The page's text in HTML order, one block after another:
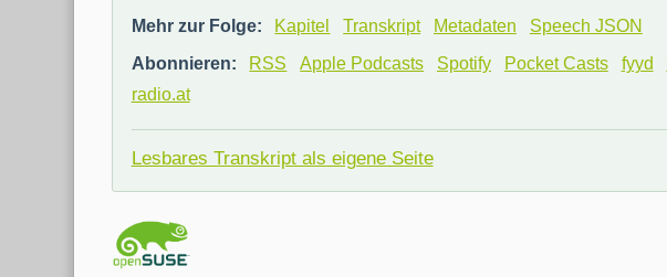
Mehr zur Folge: Kapitel Transkript Metadaten
Speech JSON
Abonnieren:
RSS Apple Podcasts Spotify Pocket Casts fyyd
radio.at
Lesbares Transkript als eigene Seite